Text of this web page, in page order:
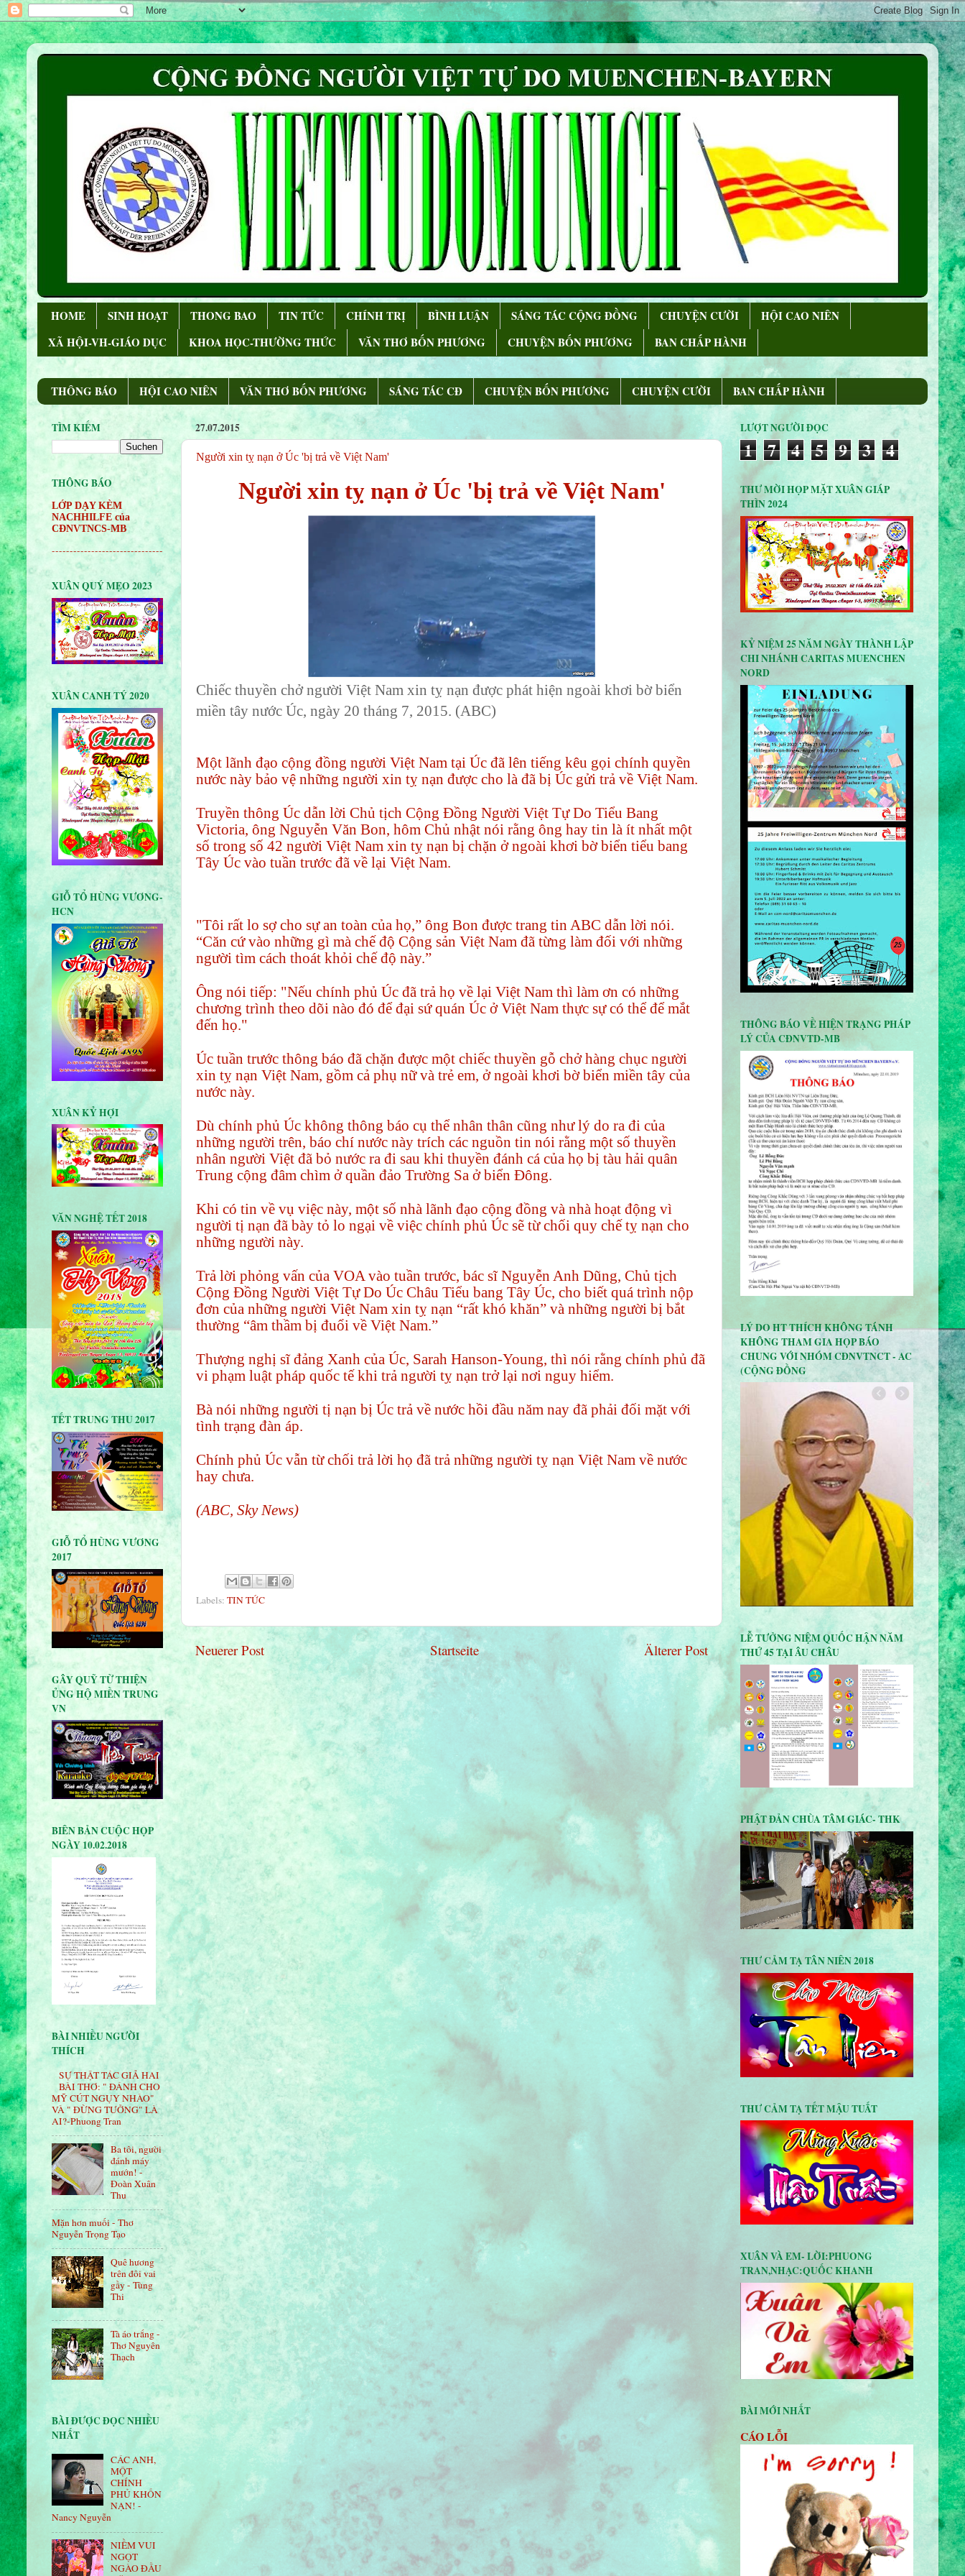
HOME SINH HOẠT THONG BAO TIN TỨC CHÍNH TRỊ BÌNH LUẬN SÁNG TÁC CỘNG ÐỒNG CHUYỆN CƯỜI
HỘI CAO NIÊN
XÃ HỘI-VH-GIÁO DỤC
KHOA HỌC-THƯỜNG THỨC VĂN THƠ BỐN PHƯƠNG CHUYỆN BỐN PHƯƠNG BAN CHẤP HÀNH
THÔNG BÁO HỘI CAO NIÊN VĂN THƠ BỐN PHƯƠNG SÁNG TÁC CÐ CHUYỆN BỐN PHƯƠNG CHUYỆN CƯỜI BAN CHẤP HÀNH
27.07.2015
Người xin tỵ nạn ở Úc 'bị trả về Việt Nam'
Người xin tỵ nạn ở Úc 'bị trả về Việt Nam'
Chiếc thuyền chở người Việt Nam xin tỵ nạn được phát hiện ngoài khơi bờ biển
miền tây nước Úc, ngày 20 tháng 7, 2015. (ABC)
Một lãnh đạo cộng đồng người Việt Nam tại Úc đã lên tiếng kêu gọi chính quyền
nước này bảo vệ những người xin tỵ nạn được cho là đã bị Úc gửi trả về Việt Nam.
Truyền thông Úc dẫn lời Chủ tịch Cộng Đồng Người Việt Tự Do Tiểu Bang
Victoria, ông Nguyễn Văn Bon, hôm Chủ nhật nói rằng ông hay tin là ít nhất một
số trong số 42 người Việt Nam xin tỵ nạn bị chặn ở ngoài khơi bờ biển tiểu bang
Tây Úc vào tuần trước đã về lại Việt Nam.
"Tôi rất lo sợ cho sự an toàn của họ,” ông Bon được trang tin ABC dẫn lời nói.
“Căn cứ vào những gì mà chế độ Cộng sản Việt Nam đã từng làm đối với những
người tìm cách thoát khỏi chế độ này.”
Ông nói tiếp: "Nếu chính phủ Úc đã trả họ về lại Việt Nam thì làm ơn có những
chương trình theo dõi nào đó để đại sứ quán Úc ở Việt Nam thực sự có thể để mắt
đến họ."
Úc tuần trước thông báo đã chặn được một chiếc thuyền gỗ chở hàng chục người
xin tỵ nạn Việt Nam, gồm cả phụ nữ và trẻ em, ở ngoài khơi bờ biển miền tây của
nước này.
Dù chính phủ Úc không thông báo cụ thể nhân thân cũng như lý do ra đi của
những người trên, báo chí nước này trích các nguồn tin nói rằng một số thuyền
nhân người Việt đã bỏ nước ra đi sau khi thuyền đánh cá của họ bị tàu hải quân
Trung cộng đâm chìm ở quần đảo Trường Sa ở biển Đông.
Khi có tin về vụ việc này, một số nhà lãnh đạo cộng đồng và nhà hoạt động vì
người tị nạn đã bày tỏ lo ngại về việc chính phủ Úc sẽ từ chối quy chế tỵ nạn cho
những người này.
Trả lời phỏng vấn của VOA vào tuần trước, bác sĩ Nguyễn Anh Dũng, Chủ tịch
Cộng Đồng Người Việt Tự Do Úc Châu Tiểu bang Tây Úc, cho biết quá trình nộp
đơn của những người Việt Nam xin tỵ nạn “rất khó khăn” và những người bị bắt
thường “âm thầm bị đuổi về Việt Nam.”
Thượng nghị sĩ đảng Xanh của Úc, Sarah Hanson-Young, thì nói rằng chính phủ đã
vi phạm luật pháp quốc tế khi trả người tỵ nạn trở lại nơi nguy hiểm.
Bà nói những người tị nạn bị Úc trả về nước hồi đầu năm nay đã phải đối mặt với
tình trạng đàn áp.
Chính phủ Úc vẫn từ chối trả lời họ đã trả những người tỵ nạn Việt Nam về nước
hay chưa.
(ABC, Sky News)
Labels: TIN TỨC
Neuerer Post Älterer Post
Startseite
TÌM KIẾM
THÔNG BÁO
LỚP DẠY KÈM
NACHHILFE của
CĐNVTNCS-MB
-------------------------------
XUÂN QUÝ MẸO 2023
XUÂN CANH TÝ 2020
GIỖ TỔ HÙNG VƯƠNG-
HCN
XUÂN KỶ HỢI
VĂN NGHỆ TẾT 2018
TẾT TRUNG THU 2017
GIỖ TỔ HÙNG VƯƠNG
2017
GÂY QUỸ TỪ THIỆN
ỦNG HỘ MIỀN TRUNG
VN
BIÊN BẢN CUỘC HỌP
NGÀY 10.02.2018
BÀI NHIỀU NGƯỜI
THÍCH
SỰ THẬT TÁC GIẢ HAI
BÀI THƠ: " ĐÁNH CHO
MỸ CÚT NGỤY NHÀO"
VÀ " ÐỪNG TƯỞNG" LÀ
AI?-Phuong Tran
Ba tôi, người
đánh máy
mướn! -
Đoàn Xuân
Thu
Mặn hơn muối - Thơ
Nguyễn Trọng Tạo
Quê hương
trên đôi vai
gầy - Tùng
Thi
Tà áo trắng -
Thơ Nguyên
Thạch
BÀI ÐƯỢC ĐỌC NHIỀU
NHẤT
CÁC ANH,
MỘT
CHÍNH
PHỦ KHỐN
NẠN! -
Nancy Nguyễn
NIỀM VUI
NGỌT
NGÀO ÐẦU
LƯỢT NGƯỜI ĐỌC
1 7 4 5 9 3 4
THƯ MỜI HỌP MẶT XUÂN GIÁP
THÌN 2024
KỶ NIỆM 25 NĂM NGÀY THÀNH LẬP
CHI NHÁNH CARITAS MUENCHEN
NORD
THÔNG BÁO VỀ HIỆN TRẠNG PHÁP
LÝ CỦA CÐNVTD-MB
LÝ DO HT THÍCH KHÔNG TÁNH
KHÔNG THAM GIA HỌP BÁO
CHUNG VỚI NHÓM CĐNVTNCT - AC
(CỘNG ĐỒNG
LỄ TƯỞNG NIỆM QUỐC HẬN NĂM
THỨ 45 TẠI ÂU CHÂU
PHẬT ĐẢN CHÙA TÂM GIÁC- THK
THƯ CẢM TẠ TÂN NIÊN 2018
THƯ CẢM TẠ TẾT MẬU TUẤT
XUÂN VÀ EM- LỜI:PHUONG
TRAN,NHẠC:QUỐC KHANH
BÀI MỚI NHẤT
CÁO LỖI